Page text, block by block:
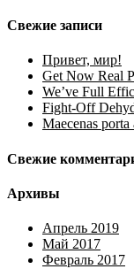
Свежие записи
Привет, мир!
Get Now Real
We’ve Full
Fight-Off
Maecenas
Свежие
Архивы
Апрель 2019
Май 2017
Февраль 2017